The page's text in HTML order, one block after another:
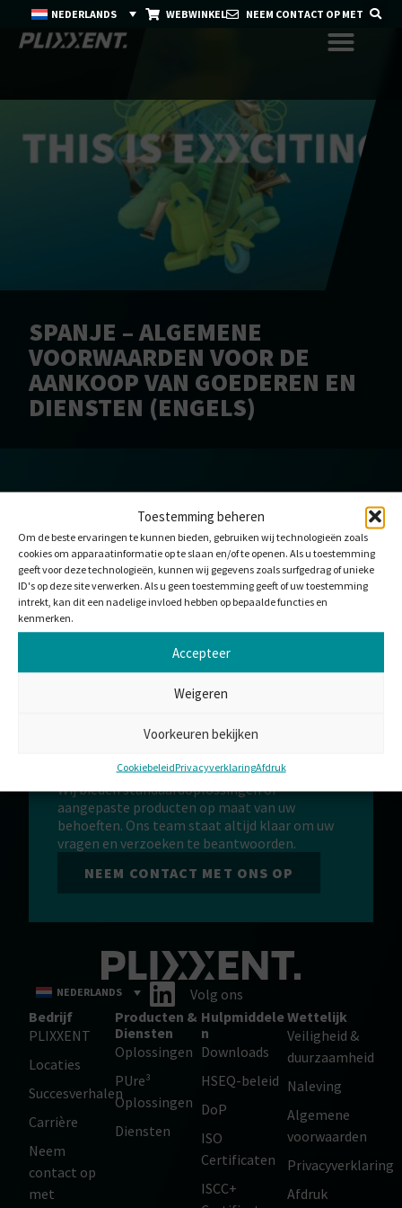
Toestemming beheren
Om de beste ervaringen te kunnen bieden, gebruiken wij technologieën zoals
cookies om apparaatinformatie op te slaan en/of te openen. Als u toestemming
geeft voor deze technologieën, kunnen wij gegevens zoals surfgedrag of unieke
ID's op deze site verwerken. Als u geen toestemming geeft of uw toestemming
intrekt, kan dit een nadelige invloed hebben op bepaalde functies en
kenmerken.
Accepteer
Weigeren
Voorkeuren bekijken
CookiebeleidPrivacyverklaringAfdruk
NEDERLANDS WEBWINKEL NEEM CONTACT OP MET
SPANJE – ALGEMENE
VOORWAARDEN VOOR DE
AANKOOP VAN GOEDEREN EN
DIENSTEN (ENGELS)
HULPMIDDEL DOWNLOADEN
Bedankt voor uw interesse in Spanje – Algemene
voorwaarden voor de aankoop van goederen en
diensten (Engels). Als uw download nog niet
gestart is, klik dan op download.
DOWNLOADEN
WILT U MET ONS
SAMENWERKEN?
Wij bieden standaardoplossingen of
aangepaste producten op maat van uw
behoeften. Ons team staat altijd klaar om uw
vragen en verzoeken te beantwoorden.
NEEM CONTACT MET ONS OP
NEDERLANDS
Volg ons
Bedrijf
PLIXXENT
Locaties
Succesverhalen
Carrière
Neem
contact op
met
Producten &
Diensten
Oplossingen
PUre³
Oplossingen
Diensten
Hulpmiddele
n
Downloads
HSEQ-beleid
DoP
ISO
Certificaten
ISCC+
Wettelijk
Veiligheid &
duurzaamheid
Naleving
Algemene
voorwaarden
Privacyverklaring
Afdruk